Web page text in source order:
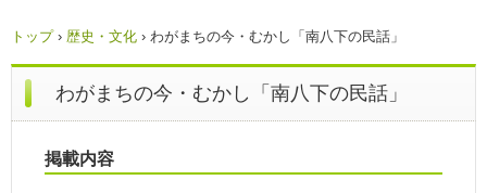
トップ › 歴史・文化 › わがまちの今・むかし「南八下の民話」
わがまちの今・むかし「南八下の民話」
掲載内容